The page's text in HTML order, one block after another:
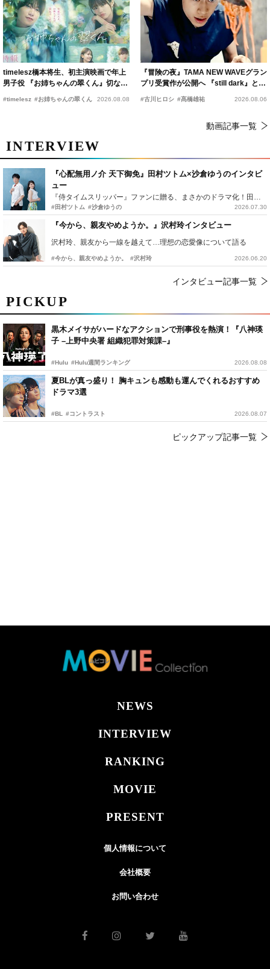
PICKUP
黒木メイサがハードなアクションで刑事役を熱演！『八神瑛
子 –上野中央署 組織犯罪対策課–』
#Hulu #Hulu週間ランキング 2026.08.08
夏BLが真っ盛り！ 胸キュンも感動も運んでくれるおすすめ
ドラマ3選
#BL #コントラスト 2026.08.07
ピックアップ記事一覧
timelesz橋本将生、初主演映画で年上
男子役 『お姉ちゃんの翠くん』切ない
恋の幕開けを予感
#timelesz #お姉ちゃんの翠くん 2026.08.08
『冒険の夜』TAMA NEW WAVEグラン
プリ受賞作が公開へ 『still dark』と同
時上映決定
#古川ヒロシ #髙橋雄祐 2026.08.06
動画記事一覧
INTERVIEW
『心配無用ノ介 天下御免』田村ツトム×沙倉ゆうのインタビ
ュー
#田村ツトム #沙倉ゆうの 2026.07.30
『今から、親友やめようか。』沢村玲インタビュー
沢村玲、親友から一線を越えて…理想の恋愛像について語る
#今から、親友やめようか。 #沢村玲 2026.06.20
インタビュー記事一覧
NEWS
INTERVIEW
RANKING
MOVIE
PRESENT
個人情報について
会社概要
お問い合わせ